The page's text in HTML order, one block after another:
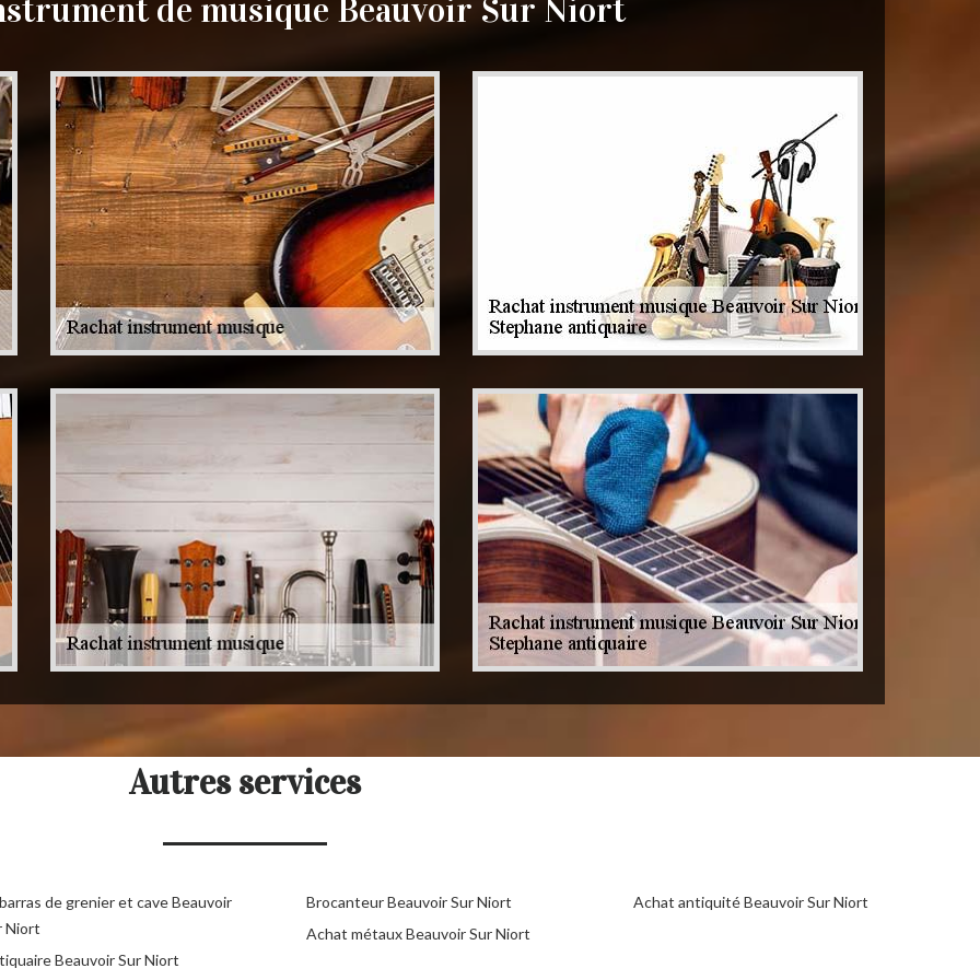
de musique Beauvoir Sur Niort
Autres services
de grenier et cave Beauvoir
Niort
Beauvoir Sur Niort
Brocanteur Beauvoir Sur Niort
Achat métaux Beauvoir Sur Niort
Achat antiquité Beauvoir Sur Niort